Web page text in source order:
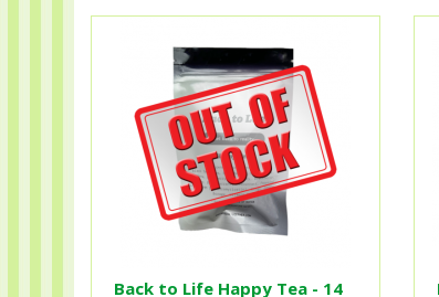
Back to Life Happy Tea - 14